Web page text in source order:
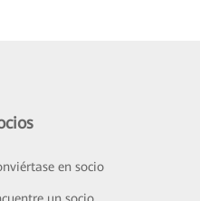
en socio